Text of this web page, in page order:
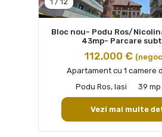
Bloc nou- Podu Ros/
43mp- Parcare
112,000 €
Apartament cu 1 camere
Podu Ros, Iasi
39 mp
Vezi mai multe